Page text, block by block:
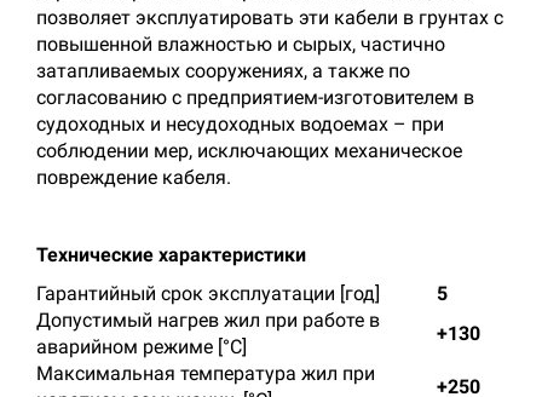
позволяет эксплуатировать эти кабели в грунтах с
повышенной влажностью и сырых, частично
затапливаемых сооружениях, а также по
согласованию с предприятием-изготовителем в
судоходных и несудоходных водоемах – при
соблюдении мер, исключающих механическое
повреждение кабеля.
Технические характеристики
Гарантийный срок эксплуатации [год]
5
Допустимый нагрев жил при работе в
аварийном режиме [°С]
+130
Максимальная температура жил при
+250